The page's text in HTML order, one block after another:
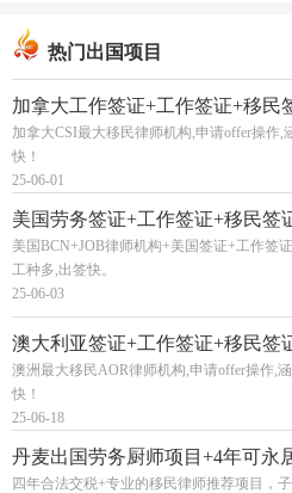
热门出国项目
加拿大工作签证+工作签证+移民
加拿大CSI最大移民律师机构,申请offer操作,
快！
25-06-01
美国劳务签证+工作签证+移民签
美国BCN+JOB律师机构+美国签证+工作签
工种多,出签快。
25-06-03
澳大利亚签证+工作签证+移民签
澳洲最大移民AOR律师机构,申请offer操作,
快！
25-06-18
丹麦出国劳务厨师项目+4年可永
四年合法交税+专业的移民律师推荐项目，